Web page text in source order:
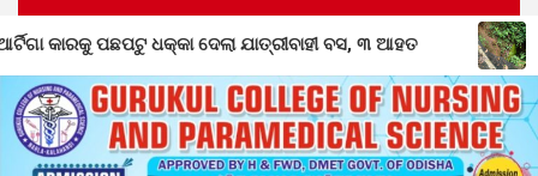
ବସ, ୩ ଆହତ ବିପଦରେ ବନ୍ଧପାରି-ଲାଞ୍ଜିଗଡ଼ ରାସ୍ତା: